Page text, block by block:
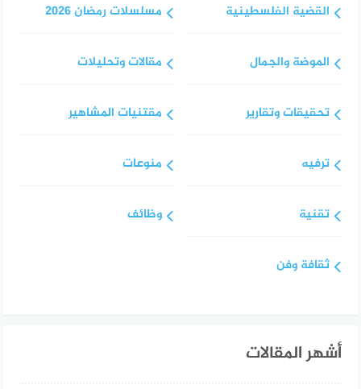
القضية الفلسطينية
الموضة والجمال
تحقيقات وتقارير
ترفيه
تقنية
ثقافة وفن
مسلسلات رمضان 2026
مقالات وتحليلات
مقتنيات المشاهير
منوعات
وظائف
أشهر المقالات